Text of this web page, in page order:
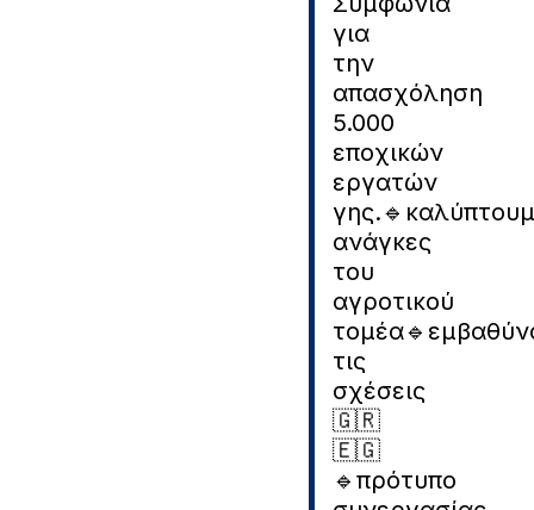
για
την
απασχόληση
5.000
εποχικών
εργατών
γης.
ανάγκες
του
αγροτικού
τομέα
τις
σχέσεις
🇬🇷
🇪🇬
🔹️πρότυπο